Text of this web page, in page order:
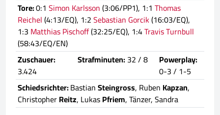
Tore:0:1 Simon Karlsson(3:06/PP1), 1:1 Thomas
Reichel(4:13/EQ), 1:2Sebastian Gorcik(16:03/EQ),
1:3 Matthias Pischoff(32:25/EQ), 1:4Travis Turnbull
(58:43/EQ/EN)
Zuschauer:
3.424
Strafminuten: 32 / 8
Powerplay:
0-3 / 1-5
Schiedsrichter:BastianSteingross, Ruben Kapzan,
ChristopherReitz, LukasPfriem, Tänzer, Sandra